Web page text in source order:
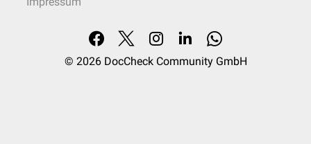
© 2026 DocCheck Community GmbH